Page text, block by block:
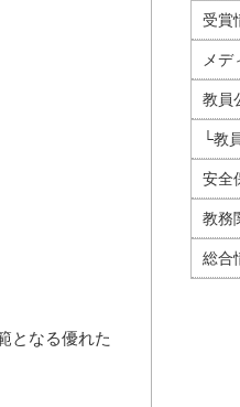
となる優れた
受賞
メデ
教員
└教
安全
教務
総合